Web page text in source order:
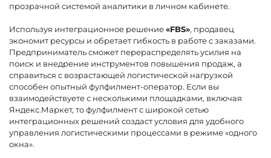
прозрачной системой аналитики в личном кабинете.
Используя интеграционное решение«FBS», продавец
экономит ресурсы и обретает гибкость в работе с заказами.
Предприниматель сможет перераспределять усилия на
поиск и внедрение инструментов повышения продаж, а
справиться с возрастающей логистической нагрузкой
способен опытный фулфилмент-оператор. Если вы
взаимодействуете с несколькими площадками, включая
Яндекс.Маркет, то фулфилмент с широкой сетью
интеграционных решений создаст условия для удобного
управления логистическими процессами в режиме «одного
окна».